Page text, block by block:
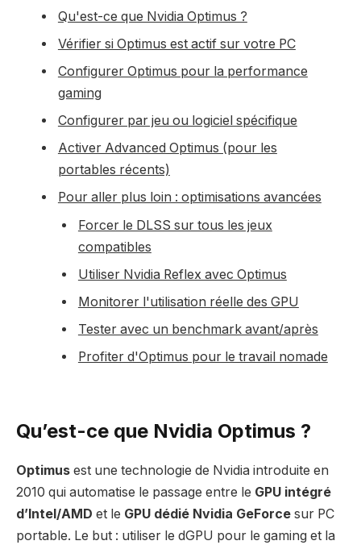
Qu'est-ce que Nvidia Optimus ?
Vérifier si Optimus est actif sur votre PC
Configurer Optimus pour la performance
gaming
Configurer par jeu ou logiciel spécifique
Activer Advanced Optimus (pour les
portables récents)
Pour aller plus loin : optimisations avancées
Forcer le DLSS sur tous les jeux
compatibles
Utiliser Nvidia Reflex avec Optimus
Monitorer l'utilisation réelle des GPU
Tester avec un benchmark avant/après
Profiter d'Optimus pour le travail nomade
Qu’est-ce que Nvidia Optimus ?
Optimus est une technologie de Nvidia introduite en
2010 qui automatise le passage entre le GPU intégré
d’Intel/AMD et le GPU dédié Nvidia GeForce sur PC
portable. Le but : utiliser le dGPU pour le gaming et la